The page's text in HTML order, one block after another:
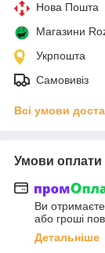
Нова Пошта
Магазини
Укрпошта
Самовивіз
Всі умови
Умови оплати
Ви
або гроші
Детальніше